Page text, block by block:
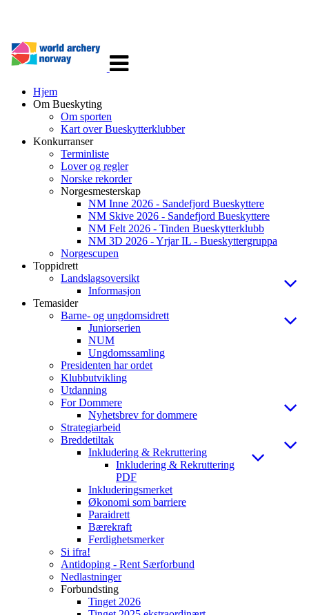
navigasjon
Hjem
Om Bueskyting
Om sporten
Kart over Bueskytterklubber
Konkurranser
Terminliste
Lover og regler
Norske rekorder
Norgesmesterskap
NM Inne 2026 - Sandefjord Bueskyttere
NM Skive 2026 - Sandefjord Bueskyttere
NM Felt 2026 - Tinden Bueskytterklubb
NM 3D 2026 - Yrjar IL - Bueskyttergruppa
Norgescupen
Toppidrett
Landslagsoversikt
Informasjon
Temasider
Barne- og ungdomsidrett
Juniorserien
NUM
Ungdomssamling
Presidenten har ordet
Klubbutvikling
Utdanning
For Dommere
Nyhetsbrev for dommere
Strategiarbeid
Breddetiltak
Inkludering & Rekruttering
Inkludering & Rekruttering
PDF
Inkluderingsmerket
Økonomi som barriere
Paraidrett
Bærekraft
Ferdighetsmerker
Si ifra!
Antidoping - Rent Særforbund
Nedlastninger
Forbundsting
Tinget 2026